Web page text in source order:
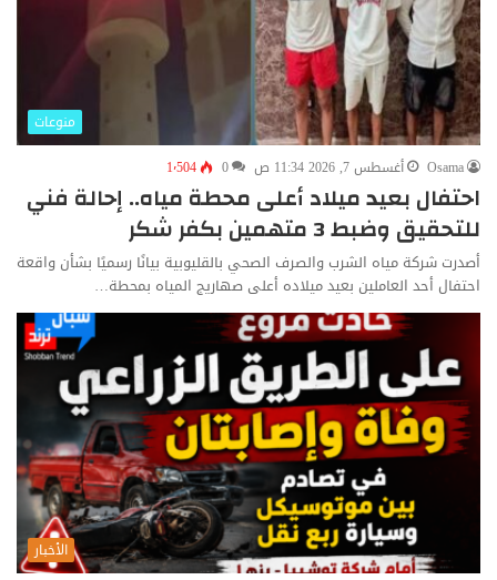
منوعات
Osama
أغسطس 7, 2026 11:34 ص 0 1٬504
احتفال بعيد ميلاد أعلى محطة مياه.. إحالة فني
للتحقيق وضبط 3 متهمين بكفر شكر
أصدرت شركة مياه الشرب والصرف الصحي بالقليوبية بيانًا رسميًا بشأن واقعة
احتفال أحد العاملين بعيد ميلاده أعلى صهاريج المياه بمحطة…
الأخبار